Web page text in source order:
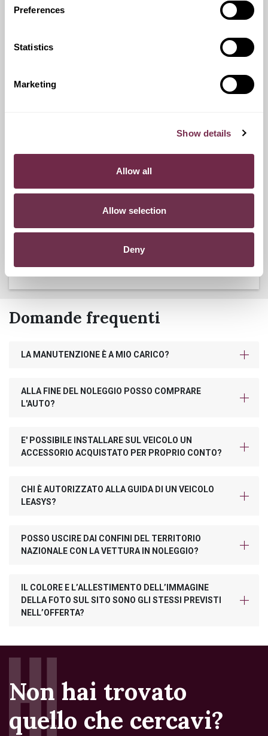
Preferences
Statistics
Marketing
Show details
Allow all
Allow selection
Deny
Auto sostitutiva
Pneumatici n.4 invernali
anche con pneumatici termici (se montabili sui cerchi in
catene da neve.
Franchigie ridotte
opzioni di contributo danni, variando conseguentemente
Domande frequenti
LA MANUTENZIONE È A MIO CARICO?
ALLA FINE DEL NOLEGGIO POSSO COMPRARE
L'AUTO?
E' POSSIBILE INSTALLARE SUL VEICOLO UN
ACCESSORIO ACQUISTATO PER PROPRIO CONTO?
CHI È AUTORIZZATO ALLA GUIDA DI UN VEICOLO
LEASYS?
POSSO USCIRE DAI CONFINI DEL TERRITORIO
NAZIONALE CON LA VETTURA IN NOLEGGIO?
IL COLORE E L’ALLESTIMENTO DELL’IMMAGINE
DELLA FOTO SUL SITO SONO GLI STESSI PREVISTI
NELL’OFFERTA?
Non hai trovato
quello che cercavi?